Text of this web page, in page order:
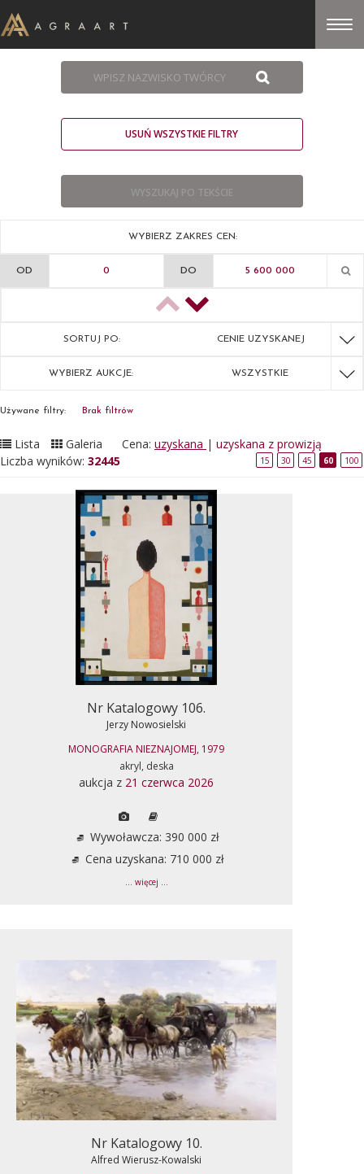
USUŃ WSZYSTKIE FILTRY
WYBIERZ ZAKRES CEN:
OD DO
SORTUJ PO: CENIE UZYSKANEJ
WYBIERZ AUKCJE: WSZYSTKIE
Używane filtry: Brak filtrów
Lista Galeria Cena: uzyskana | uzyskana z prowizją
Liczba wyników: 32445 15 30 45 60 100
Nr Katalogowy 106.
Jerzy Nowosielski
MONOGRAFIA NIEZNAJOMEJ, 1979
akryl, deska
aukcja z 21 czerwca 2026
Wywoławcza: 390 000 zł
Cena uzyskana: 710 000 zł
... więcej ...
Nr Katalogowy 10.
Alfred Wierusz-Kowalski